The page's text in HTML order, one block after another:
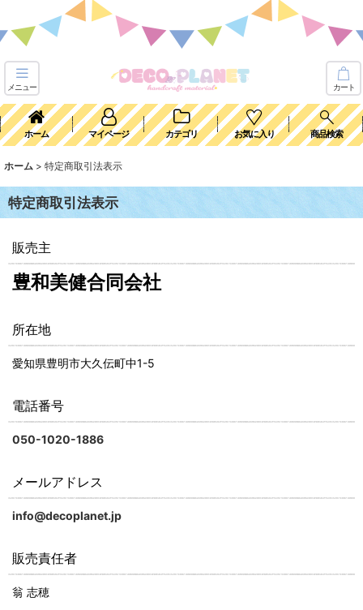
メニュー カート
ホーム マイページ カテゴリ お気に入り 商品検索
ホーム > 特定商取引法表示
特定商取引法表示
販売主
豊和美健合同会社
所在地
愛知県豊明市大久伝町中1-5
電話番号
050-1020-1886
メールアドレス
info@decoplanet.jp
販売責任者
翁 志穂